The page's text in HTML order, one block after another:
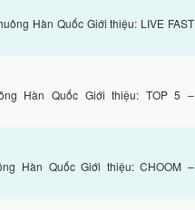
Hàn Quốc Giới thiệu: LIVE FAST
Hàn Quốc Giới thiệu: TOP 5 –
Hàn Quốc Giới thiệu: CHOOM –